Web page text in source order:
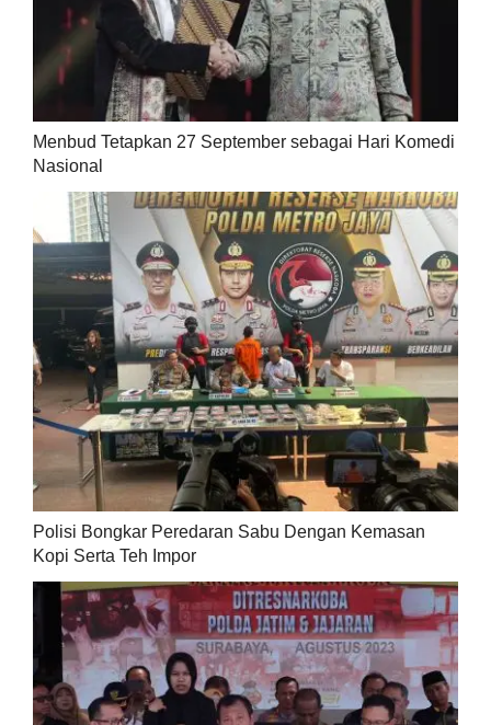
Menbud Tetapkan 27 September sebagai Hari Komedi
Nasional
Polisi Bongkar Peredaran Sabu Dengan Kemasan
Kopi Serta Teh Impor